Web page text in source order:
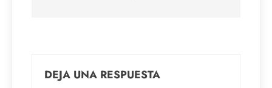
DEJA UNA RESPUESTA